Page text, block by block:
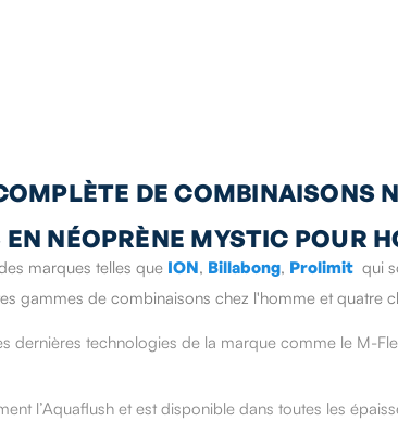
DE COMBINAISONS
NÉOPRÈNE MYSTIC POUR
marques telles que ION, Billabong, Prolimit qui
gammes de combinaisons chez l'homme et quatre
dernières technologies de la marque comme le M-
l’Aquaflush et est disponible dans toutes les